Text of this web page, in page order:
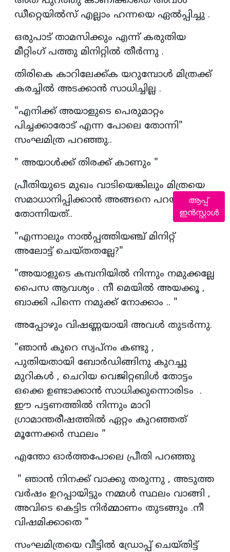
ഡീറ്റെയിൽസ് എല്ലാം ഹന്നയെ ഏൽപ്പിച്ചു .
ഒരുപാട് താമസിക്കും എന്ന് കരുതിയ
മീറ്റിംഗ് പത്തു മിനിറ്റിൽ തീർന്നു .
തിരികെ കാറിലേക്ക്ക യറുമ്പോൾ മിത്രക്ക്
കരച്ചിൽ അടക്കാൻ സാധിച്ചില്ല .
"എനിക്ക് അയാളുടെ പെരുമാറ്റം
പിച്ചക്കാരോട് എന്ന പോലെ തോന്നി"
സംഘമിത്ര പറഞ്ഞു..
" അയാൾക്ക്‌ തിരക്ക് കാണും "
പ്രീതിയുടെ മുഖം വാടിയെങ്കിലും മിത്രയെ
സമാധാനിപ്പിക്കാൻ അങ്ങനെ പറയാനാണ്
തോന്നിയത്..
"എന്നാലും നാൽപ്പത്തിയഞ്ച് മിനിറ്റ്
അലോട്ട് ചെയ്തതല്ലേ?"
"അയാളുടെ കമ്പനിയിൽ നിന്നും നമുക്കല്ലേ
പൈസ ആവശ്യം . നീ മെയിൽ അയക്കൂ ,
ബാക്കി പിന്നെ നമുക്ക് നോക്കാം .. "
അപ്പോഴും വിഷണ്ണയായി അവൾ തുടർന്നു.
"ഞാൻ കുറെ സ്വപ്നം കണ്ടു ,
പുതിയതായി ബോർഡിങ്ങിനു കുറച്ചു
മുറികൾ , ചെറിയ വെജിറ്റബിൾ തോട്ടം
ഒക്കെ ഉണ്ടാക്കാൻ സാധിക്കുന്നൊരിടം .
ഈ പട്ടണത്തിൽ നിന്നും മാറി
ഗ്രാമാന്തരീഷത്തിൽ ഏറ്റം കുറഞ്ഞത്
മൂന്നേക്കർ സ്ഥലം "
എന്തോ ഓർത്തപോലെ പ്രീതി പറഞ്ഞു
" ഞാൻ നിനക്ക് വാക്കു തരുന്നു , അടുത്ത
വർഷം ഉറപ്പായിട്ടും നമ്മൾ സ്ഥലം വാങ്ങി ,
അവിടെ കെട്ടിട നിർമ്മാണം തുടങ്ങും .നീ
വിഷമിക്കാതെ "
സംഘമിത്രയെ വീട്ടിൽ ഡ്രോപ്പ് ചെയ്തിട്ട്
ആപ്പ്
ഇൻസ്റ്റാൾ